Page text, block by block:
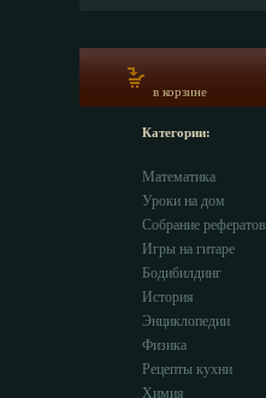
в корзине
Категории:
Математика
Уроки на дом
Собрание рефератов
Игры на гитаре
Бодибилдинг
История
Энциклопедии
Физика
Рецепты кухни
Химия